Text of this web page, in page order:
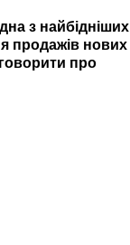
з найбідніших
продажів нових
про